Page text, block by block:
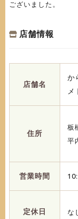
ございました。
店舗情報
店舗名
か
メ
住所
板
平
営業時間
定休日 な